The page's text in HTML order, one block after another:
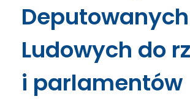
Deputowanych
Ludowych do
i parlamentów